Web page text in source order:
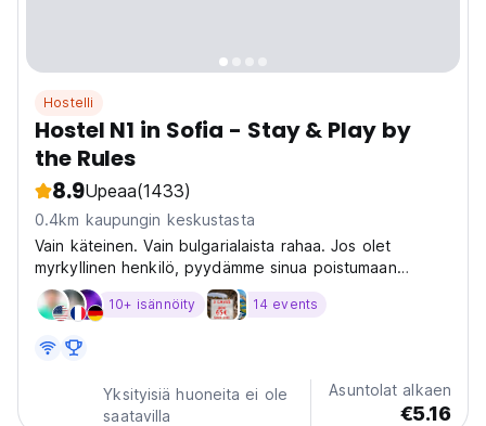
Hostelli
Hostel N1 in Sofia - Stay & Play by
the Rules
8.9Upeaa(1433)
0.4km kaupungin keskustasta
Vain käteinen. Vain bulgarialaista rahaa. Jos olet
myrkyllinen henkilö, pyydämme sinua poistumaan
hostellistamme. Sinä
10+ isännöity 14 events
Yksityisiä huoneita ei ole
saatavilla
Asuntolat alkaen
€5.16